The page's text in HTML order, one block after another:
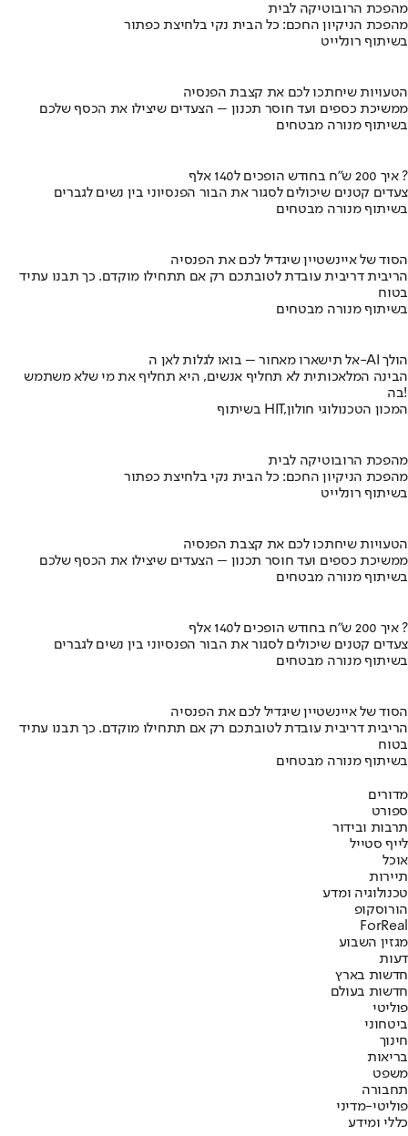
מהפכת הרובוטיקה לבית
מהפכת הניקיון החכם: כל הבית נקי בלחיצת כפתור
בשיתוף רונלייט
הטעויות שיחתכו לכם את קצבת הפנסיה
ממשיכת כספים ועד חוסר תכנון – הצעדים שיצילו את הכסף שלכם
בשיתוף מנורה מבטחים
איך 200 ש"ח בחודש הופכים ל140 אלף ?
צעדים קטנים שיכולים לסגור את הבור הפנסיוני בין נשים לגברים
בשיתוף מנורה מבטחים
הסוד של איינשטיין שיגדיל לכם את הפנסיה
הריבית דריבית עובדת לטובתכם רק אם תתחילו מוקדם. כך תבנו עתיד
בטוח
בשיתוף מנורה מבטחים
אל תישארו מאחור – בואו לגלות לאן ה-AI הולך
הבינה המלאכותית לא תחליף אנשים, היא תחליף את מי שלא משתמש
בה!
בשיתוף HIT,המכון הטכנולוגי חולון
מהפכת הרובוטיקה לבית
מהפכת הניקיון החכם: כל הבית נקי בלחיצת כפתור
בשיתוף רונלייט
הטעויות שיחתכו לכם את קצבת הפנסיה
ממשיכת כספים ועד חוסר תכנון – הצעדים שיצילו את הכסף שלכם
בשיתוף מנורה מבטחים
איך 200 ש"ח בחודש הופכים ל140 אלף ?
צעדים קטנים שיכולים לסגור את הבור הפנסיוני בין נשים לגברים
בשיתוף מנורה מבטחים
הסוד של איינשטיין שיגדיל לכם את הפנסיה
הריבית דריבית עובדת לטובתכם רק אם תתחילו מוקדם. כך תבנו עתיד
בטוח
בשיתוף מנורה מבטחים
מדורים
ספורט
תרבות ובידור
לייף סטייל
אוכל
תיירות
טכנולוגיה ומדע
הורוסקופ
ForReal
מגזין השבוע
דעות
חדשות בארץ
חדשות בעולם
פוליטי
ביטחוני
חינוך
בריאות
משפט
תחבורה
פוליטי-מדיני
כללי ומידע